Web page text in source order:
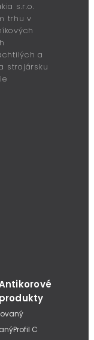
s.r.o.
trhu v
a
strojársku
produkty
Profil C